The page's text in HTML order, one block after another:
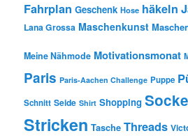
Fahrplan Geschenk Hose häkeln
Lana Grossa Maschenkunst
Meine Nähmode Motivationsmonat
Paris Paris-Aachen Challenge Puppe
Schnitt Seide Shirt Shopping
Stricken Tasche Threads